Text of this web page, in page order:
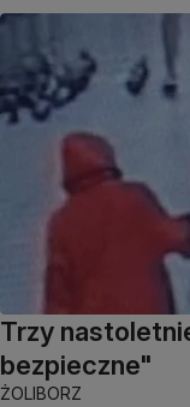
Trzy
bezpieczne"
ŻOLIBORZ